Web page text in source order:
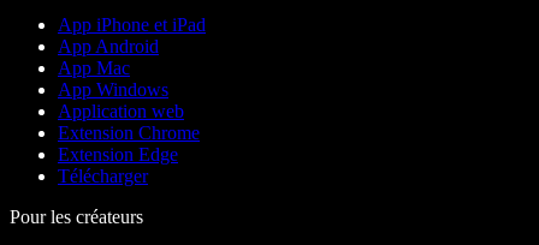
App iPhone et iPad
App Android
App Mac
App Windows
Application web
Extension Chrome
Extension Edge
Télécharger
Pour les créateurs